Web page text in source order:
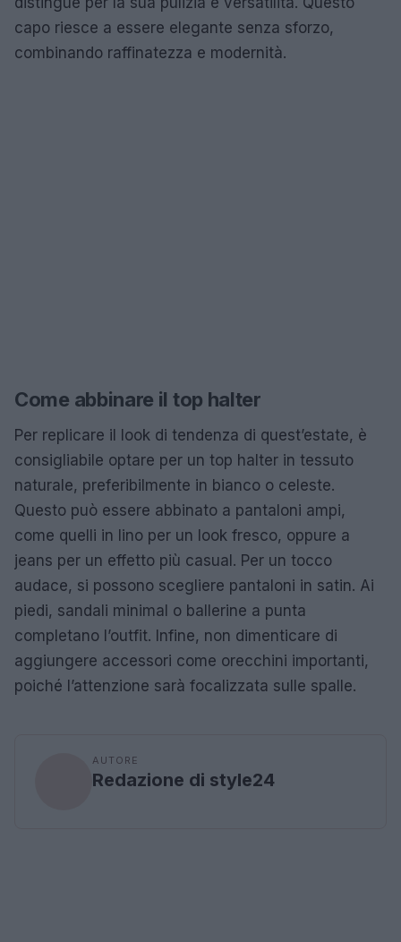
capo riesce a essere elegante senza sforzo,
combinando raffinatezza e modernità.
Come abbinare il top halter
Per replicare il look di tendenza di quest’estate, è
consigliabile optare per un top halter in tessuto
naturale, preferibilmente in bianco o celeste.
Questo può essere abbinato a pantaloni ampi,
come quelli in lino per un look fresco, oppure a
jeans per un effetto più casual. Per un tocco
audace, si possono scegliere pantaloni in satin. Ai
piedi, sandali minimal o ballerine a punta
completano l’outfit. Infine, non dimenticare di
aggiungere accessori come orecchini importanti,
poiché l’attenzione sarà focalizzata sulle spalle.
AUTORE
Redazione di style24